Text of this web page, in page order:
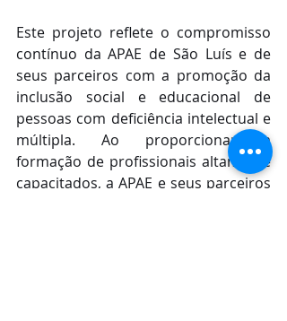
Este projeto reflete o compromisso
contínuo da APAE de São Luís e de
seus parceiros com a promoção da
inclusão social e educacional de
pessoas com deficiência intelectual e
múltipla. Ao proporcionar a
formação de profissionais altamente
capacitados, a APAE e seus parceiros